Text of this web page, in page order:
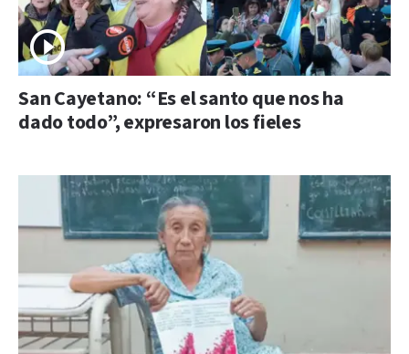
San Cayetano: “Es el santo que nos ha
dado todo”, expresaron los fieles